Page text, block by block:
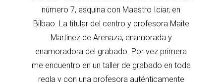
número 7, esquina con Maestro Iciar, en
Bilbao. La titular del centro y profesora Maite
Martinez de Arenaza, enamorada y
enamoradora del grabado. Por vez primera
me encuentro en un taller de grabado en toda
regla y con una profesora auténticamente